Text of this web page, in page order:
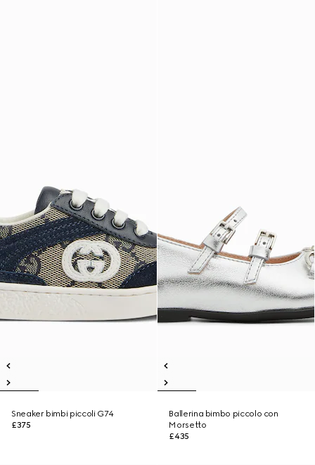
Sneaker bimbi piccoli G74
£375
Ballerina bimbo piccolo con
Morsetto
£435